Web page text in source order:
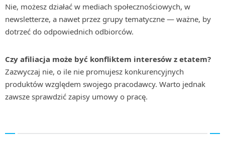
Nie, możesz działać w mediach społecznościowych, w
newsletterze, a nawet przez grupy tematyczne — ważne, by
dotrzeć do odpowiednich odbiorców.
Czy afiliacja może być konfliktem interesów z etatem?
Zazwyczaj nie, o ile nie promujesz konkurencyjnych
produktów względem swojego pracodawcy. Warto jednak
zawsze sprawdzić zapisy umowy o pracę.